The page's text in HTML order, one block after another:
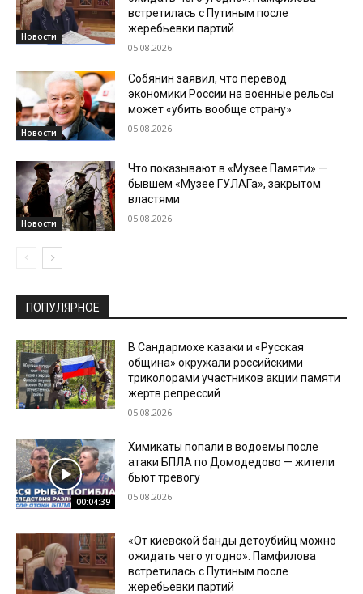
Новости
встретилась с Путиным после
жеребьевки партий
05.08.2026
Новости
Собянин заявил, что перевод
экономики России на военные рельсы
может «убить вообще страну»
05.08.2026
Новости
Что показывают в «Музее Памяти» —
бывшем «Музее ГУЛАГа», закрытом
властями
05.08.2026
ПОПУЛЯРНОЕ
В Сандармохе казаки и «Русская
община» окружали российскими
триколорами участников акции памяти
жертв репрессий
05.08.2026
00:04:39
Химикаты попали в водоемы после
атаки БПЛА по Домодедово — жители
бьют тревогу
05.08.2026
«От киевской банды детоубийц можно
ожидать чего угодно». Памфилова
встретилась с Путиным после
жеребьевки партий